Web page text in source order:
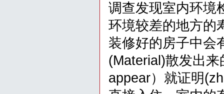
调查发现室内环境
环境较差的地方的
装修好的房子中会
(Material)散发出
appear）就证明